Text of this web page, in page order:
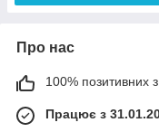
Про нас
100% позитивних з
Працює з